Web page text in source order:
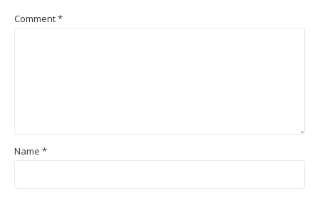
Comment*
Name *